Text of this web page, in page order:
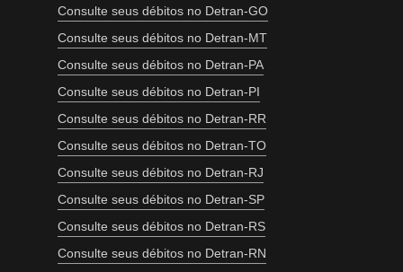
Consulte seus débitos no Detran-GO
Consulte seus débitos no Detran-MT
Consulte seus débitos no Detran-PA
Consulte seus débitos no Detran-PI
Consulte seus débitos no Detran-RR
Consulte seus débitos no Detran-TO
Consulte seus débitos no Detran-RJ
Consulte seus débitos no Detran-SP
Consulte seus débitos no Detran-RS
Consulte seus débitos no Detran-RN